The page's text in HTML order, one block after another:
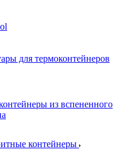
для термоконтейнеров
из вспененного
контейнеры